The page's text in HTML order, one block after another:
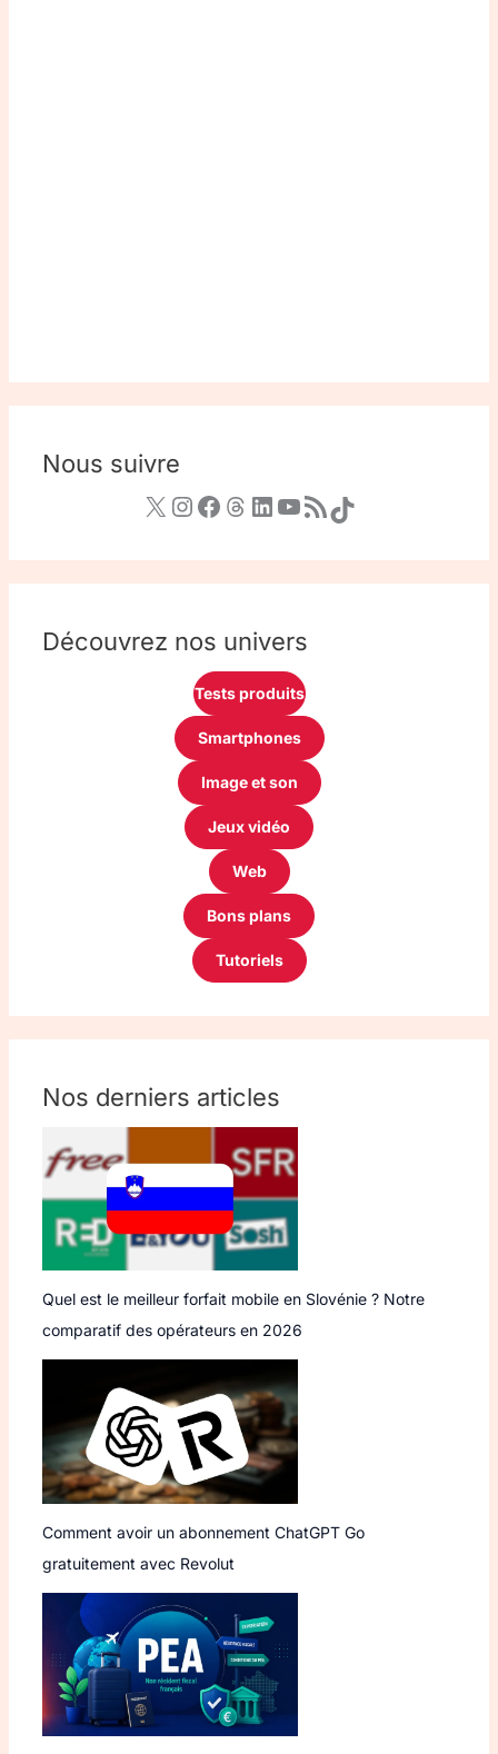
Nous suivre
Découvrez nos univers
Tests produits
Smartphones
Image et son
Jeux vidéo
Web
Bons plans
Tutoriels
Nos derniers articles
Quel est le meilleur forfait mobile en Slovénie ? Notre
comparatif des opérateurs en 2026
Comment avoir un abonnement ChatGPT Go
gratuitement avec Revolut